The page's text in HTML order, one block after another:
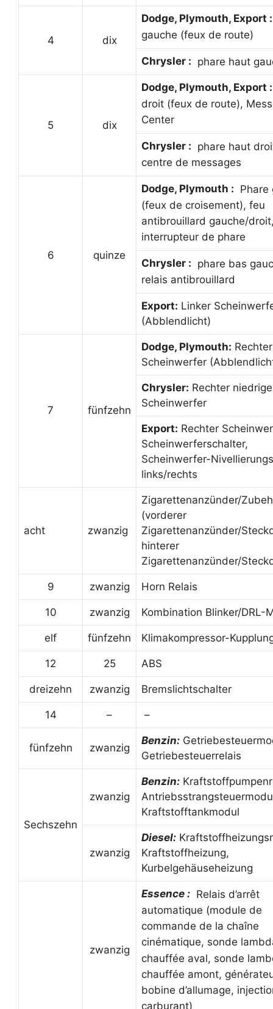
4 dix
Dodge, Plymouth, Export :
gauche (feux de route)
Chrysler : phare haut
5 dix
Dodge, Plymouth, Export :
droit (feux de route),
Center
Chrysler : phare haut
centre de messages
6 quinze
Dodge, Plymouth : Phare
(feux de croisement), feu
antibrouillard gauche/
interrupteur de phare
Chrysler : phare bas
relais antibrouillard
Export: Linker
(Abblendlicht)
7 fünfzehn
Dodge, Plymouth: Rechter
Scheinwerfer
Chrysler: Rechter
Scheinwerfer
Export: Rechter
Scheinwerferschalter,
Scheinwerfer-
links/rechts
acht zwanzig
Zigarettenanzünder/
(vorderer
Zigarettenanzünder/
hinterer
Zigarettenanzünder/
9 zwanzig Horn Relais
10 zwanzig Kombination Blinker/DRL-
elf fünfzehn Klimakompressor-
12 25 ABS
dreizehn zwanzig Bremslichtschalter
14 – –
fünfzehn zwanzig
Benzin:
Getriebesteuerrelais
Sechszehn
zwanzig
Benzin:
Kraftstofftankmodul
zwanzig
Diesel:
Kraftstoffheizung,
Kurbelgehäuseheizung
zwanzig
Essence : Relais d’arrêt
automatique (module de
commande de la chaîne
cinématique, sonde
chauffée aval, sonde
chauffée amont,
bobine d’allumage,
carburant)